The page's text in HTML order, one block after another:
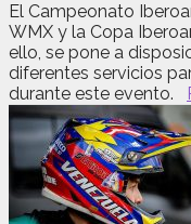
El Campeonato
WMX y la Copa
ello, se pone a
diferentes servicios
durante este evento.